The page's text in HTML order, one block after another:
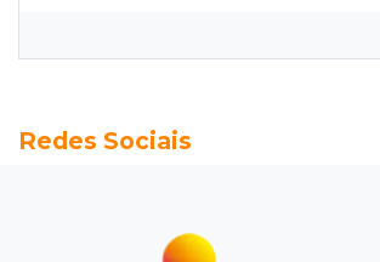
Grêmio vira sobre São Paulo com
Rajadas de vento
Redes Sociais